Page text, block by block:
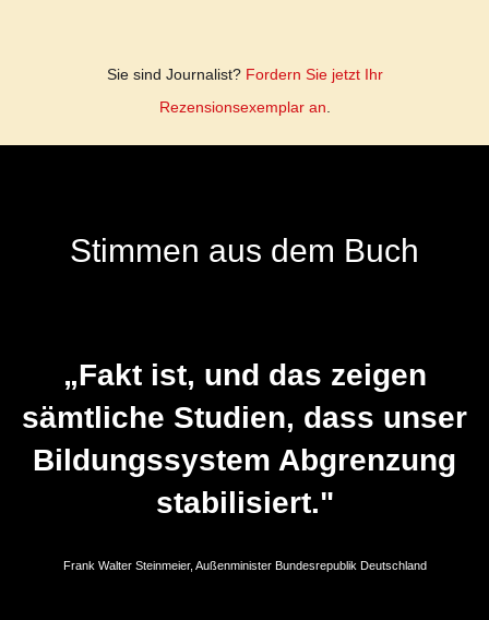
Sie sind Journalist? Fordern Sie jetzt Ihr
Rezensionsexemplar an
Stimmen aus dem Buch
„Fakt ist, und das zeigen
sämtliche Studien, dass unser
Bildungssystem Abgrenzung
stabilisiert."
Frank Walter Steinmeier, Außenminister Bundesrepublik Deutschland